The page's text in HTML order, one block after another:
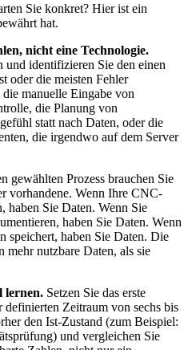
Sie konkret? Hier ist ein
hat.
nicht eine Technologie.
identifizieren Sie den einen
oder die meisten Fehler
manuelle Eingabe von
die Planung von
statt nach Daten, oder die
die irgendwo auf dem Server
gewählten Prozess brauchen Sie
vorhandene. Wenn Ihre CNC-
haben Sie Daten. Wenn Sie
haben Sie Daten. Wenn
speichert, haben Sie Daten. Die
mehr nutzbare Daten, als sie
lernen. Setzen Sie das erste
Zeitraum von sechs bis
den Ist-Zustand (zum Beispiel:
und vergleichen Sie